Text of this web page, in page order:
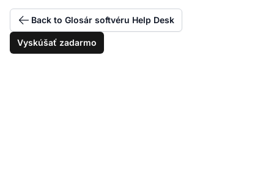
Back to Glosár softvéru Help Desk
Vyskúšať zadarmo